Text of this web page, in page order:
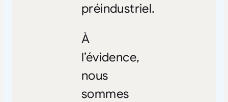
préindustriel.
À
l’évidence,
nous
sommes